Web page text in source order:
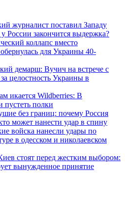
журналист поставил Западу
России закончится выдержка?
коллапс вместо
для Украины 40-
демарш: Вучич на встрече с
целостность Украины в
икается Wildberries: В
пустеть полки
без границ: почему Россия
может нанести удар в спину
войска нанесли удары по
в одесском и николаевском
стоят перед жестким выбором:
вынужденное принятие